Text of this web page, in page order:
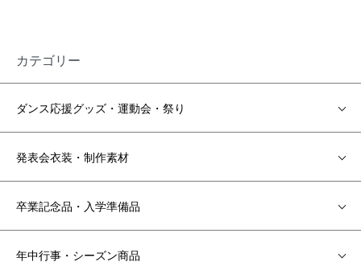
カテゴリー
ダンス応援グッズ・運動会・祭り
発表会衣装・制作素材
卒業記念品・入学準備品
年中行事・シーズン商品